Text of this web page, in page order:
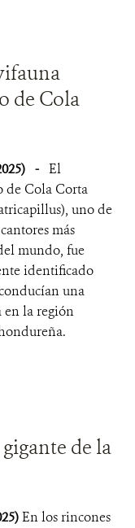
de Cola
- El
de Cola Corta
uno de
más
mundo, fue
identificado
una
en la región
de la
En los rincones